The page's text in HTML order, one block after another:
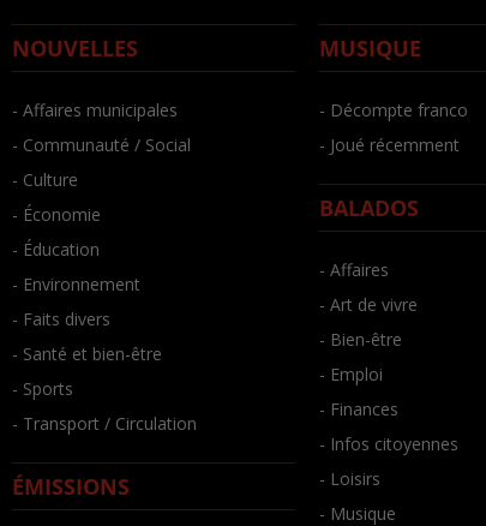
NOUVELLES
- Affaires municipales
- Communauté / Social
- Culture
- Économie
- Éducation
- Environnement
- Faits divers
- Santé et bien-être
- Sports
- Transport / Circulation
ÉMISSIONS
MUSIQUE
- Décompte franco
- Joué récemment
BALADOS
- Affaires
- Art de vivre
- Bien-être
- Emploi
- Finances
- Infos citoyennes
- Loisirs
- Musique